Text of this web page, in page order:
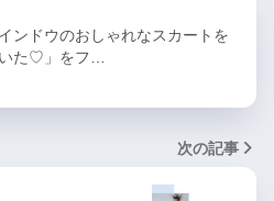
ンドウのおしゃれなスカートを
た♡」をフ…
次の記事